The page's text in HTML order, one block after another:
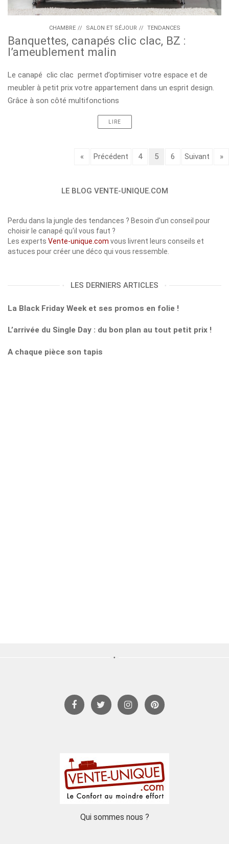
CHAMBRE // SALON ET SÉJOUR // TENDANCES
Banquettes, canapés clic clac, BZ :
l’ameublement malin
Le canapé clic clac permet d’optimiser votre espace et de
meubler à petit prix votre appartement dans un esprit design.
Grâce à son côté multifonctions
LIRE
« Précédent 4 5 6 Suivant »
LE BLOG VENTE-UNIQUE.COM
Perdu dans la jungle des tendances ? Besoin d'un conseil pour
choisir le canapé qu'il vous faut ?
Les experts Vente-unique.com vous livrent leurs conseils et
astuces pour créer une déco qui vous ressemble.
LES DERNIERS ARTICLES
La Black Friday Week et ses promos en folie !
L’arrivée du Single Day : du bon plan au tout petit prix !
A chaque pièce son tapis
Qui sommes nous ?